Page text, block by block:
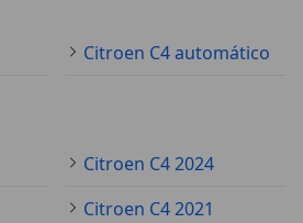
Citroen C4 automático
Citroen C4 2024
Citroen C4 2021